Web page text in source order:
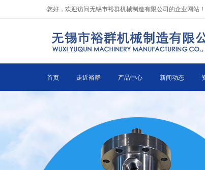
您好，欢迎访问无锡市裕群机械制造有限公司的企业网站
首页 走近裕群 产品中心 新闻动态